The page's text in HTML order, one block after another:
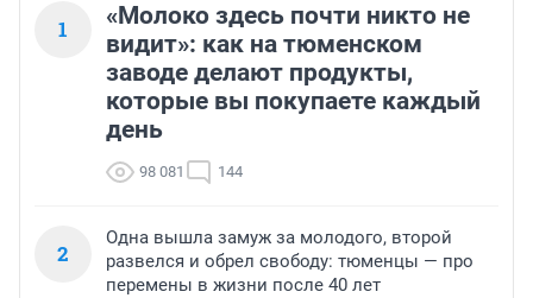
1
«Молоко здесь почти никто не
видит»: как на тюменском
заводе делают продукты,
которые вы покупаете каждый
день
98 081 144
2
Одна вышла замуж за молодого, второй
развелся и обрел свободу: тюменцы — про
перемены в жизни после 40 лет